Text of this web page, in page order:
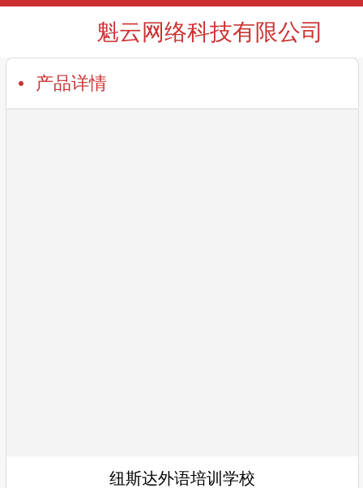
魁云网络科技有限公司
产品详情
纽斯达外语培训学校